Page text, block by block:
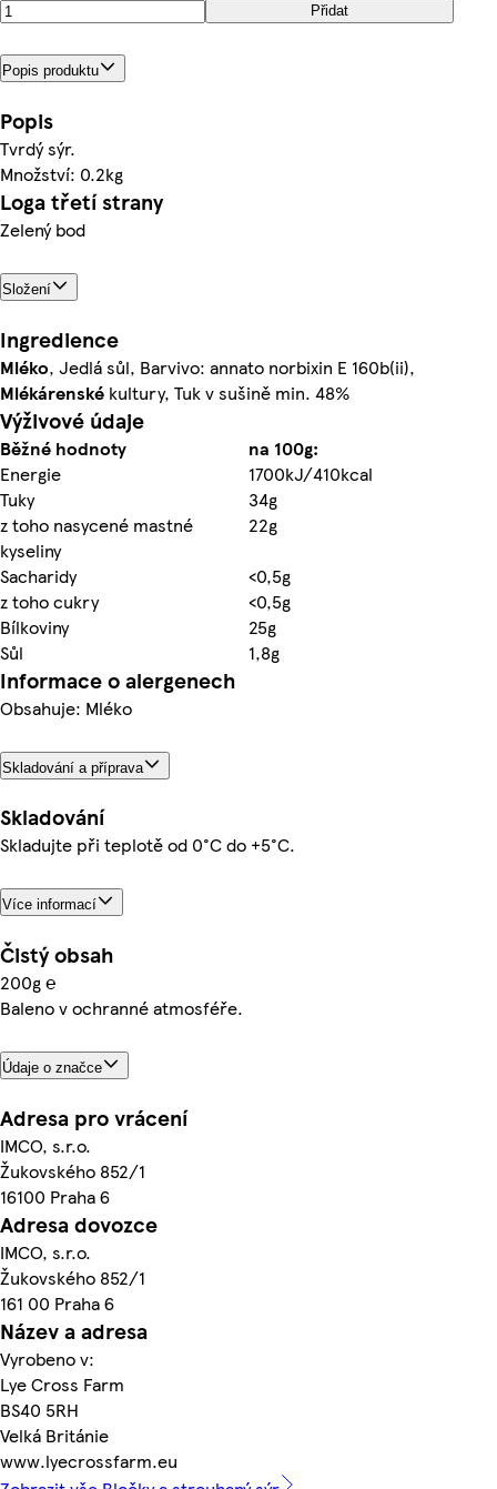
Přidat
Popis produktu
Popis
Tvrdý sýr.
Množství: 0.2kg
Loga třetí strany
Zelený bod
Složení
Ingredience
Mléko, Jedlá sůl, Barvivo: annato norbixin E 160b(ii),
Mlékárenské kultury, Tuk v sušině min. 48%
Výživové údaje
Běžné hodnoty
na 100g:
Energie
1700kJ/410kcal
Tuky
34g
z toho nasycené mastné
kyseliny
22g
Sacharidy
<0,5g
z toho cukry
<0,5g
Bílkoviny
25g
Sůl
1,8g
Informace o alergenech
Obsahuje: Mléko
Skladování a příprava
Skladování
Skladujte při teplotě od 0°C do +5°C.
Více informací
Čistý obsah
200g ℮
Baleno v ochranné atmosféře.
Údaje o značce
Adresa pro vrácení
IMCO, s.r.o.
Žukovského 852/1
16100 Praha 6
Adresa dovozce
IMCO, s.r.o.
Žukovského 852/1
161 00 Praha 6
Název a adresa
Vyrobeno v:
Lye Cross Farm
BS40 5RH
Velká Británie
www.lyecrossfarm.eu